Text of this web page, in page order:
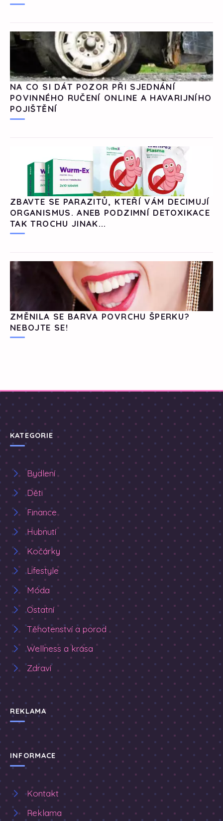
NA CO SI DÁT POZOR PŘI SJEDNÁNÍ
POVINNÉHO RUČENÍ ONLINE A HAVARIJNÍHO
POJIŠTĚNÍ
ZBAVTE SE PARAZITŮ, KTEŘÍ VÁM DECIMUJÍ
ORGANISMUS. ANEB PODZIMNÍ DETOXIKACE
TAK TROCHU JINAK...
ZMĚNILA SE BARVA POVRCHU ŠPERKU?
NEBOJTE SE!
KATEGORIE
Bydlení
Děti
Finance
Hubnutí
Kočárky
Lifestyle
Móda
Ostatní
Těhotenství a porod
Wellness a krása
Zdraví
REKLAMA
INFORMACE
Kontakt
Reklama